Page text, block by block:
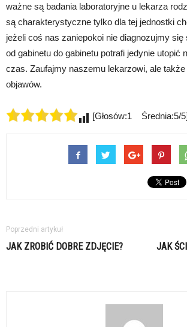
ważne są badania laboratoryjne u lekarza
są charakterystyczne tylko dla tej jednostki
jeżeli coś nas zaniepokoi nie diagnozujmy się
od gabinetu do gabinetu potrafi jedynie utopić
czas. Zaufajmy naszemu lekarzowi, ale
objawów.
[Głosów:1 Średnia:5/5]
Poprzedni artykuł
JAK ZROBIĆ DOBRE ZDJĘCIE?
JAK